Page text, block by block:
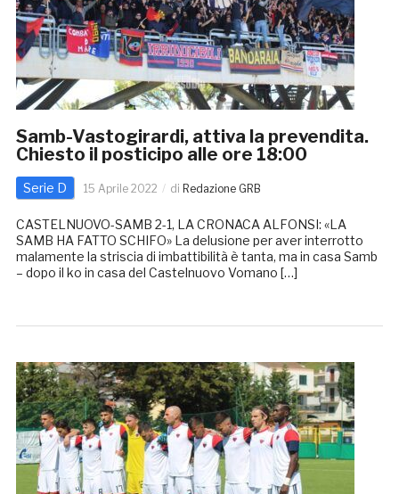
Samb-Vastogirardi, attiva la prevendita.
Chiesto il posticipo alle ore 18:00
Serie D 15 Aprile 2022 di Redazione GRB
CASTELNUOVO-SAMB 2-1, LA CRONACA ALFONSI: «LA
SAMB HA FATTO SCHIFO» La delusione per aver interrotto
malamente la striscia di imbattibilità è tanta, ma in casa Samb
– dopo il ko in casa del Castelnuovo Vomano […]